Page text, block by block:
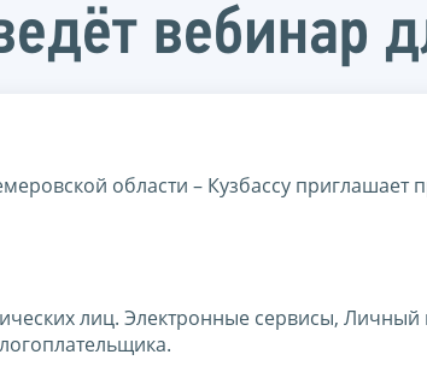
вебинар
области – Кузбассу приглашает
лиц. Электронные сервисы, Личный